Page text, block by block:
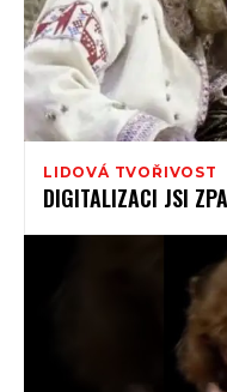
LIDOVÁ TVOŘIVOST
DIGITALIZACI JSI